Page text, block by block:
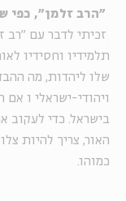
"הרב זלמן", כפי
זכיתי לדבר עם "רב
תלמידיו וחסידיו
שלו ליהדות, מה
ויהודי-ישראלי ו
בישראל. כדי לעקוב
האור, צריך להיות
כמוהו.